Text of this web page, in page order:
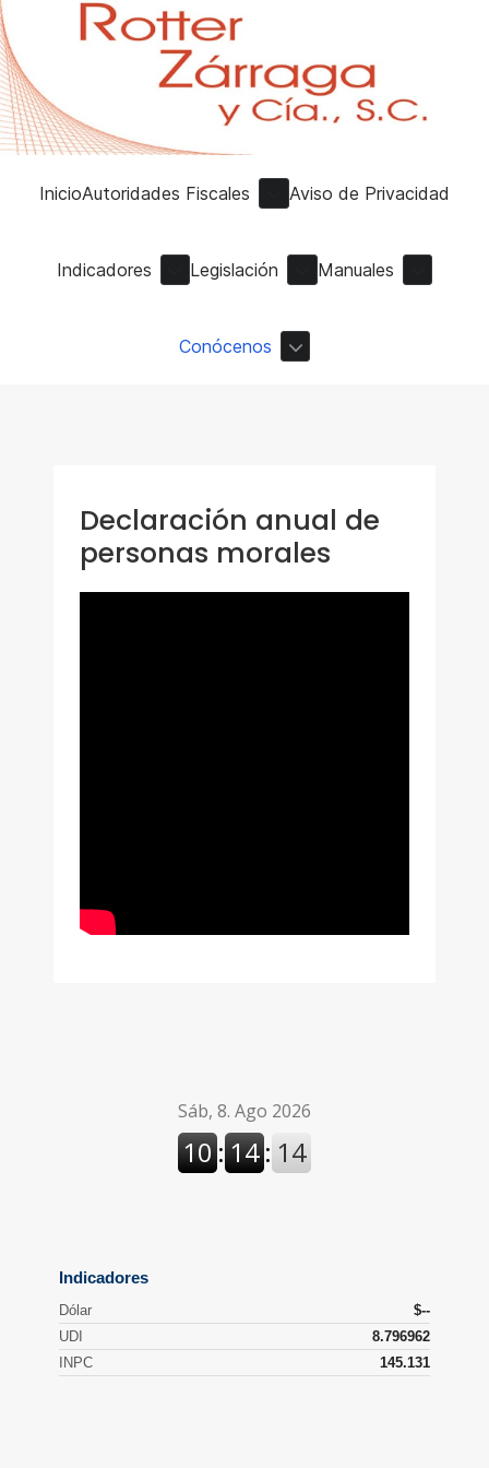
InicioAutoridades Fiscales Aviso de Privacidad
Indicadores Legislación Manuales
Conócenos
Declaración anual de
personas morales